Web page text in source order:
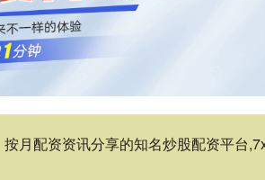
月配资资讯分享的知名炒股配资平台